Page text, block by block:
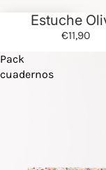
Estuche
€11,90
Pack
cuadernos